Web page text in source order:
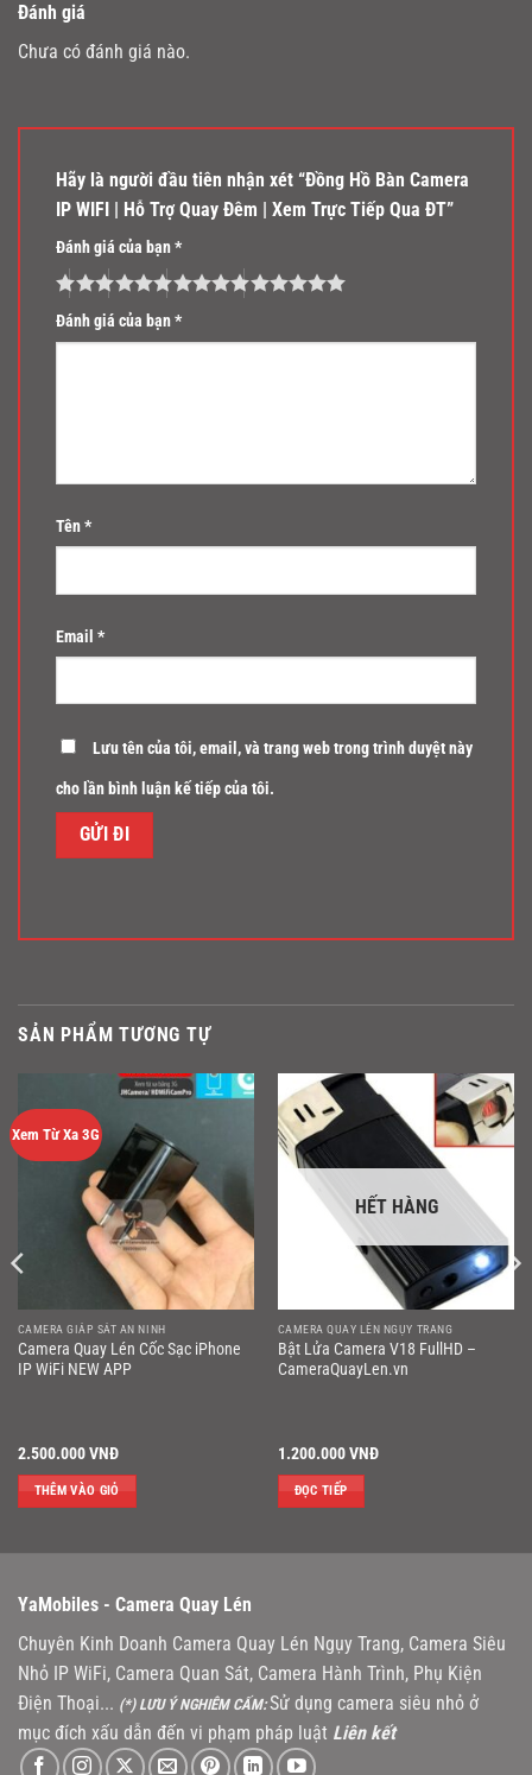
Đánh giá
Chưa có đánh giá nào.
Hãy là người đầu tiên nhận xét “Đồng Hồ Bàn Camera
IP WIFI | Hỗ Trợ Quay Đêm | Xem Trực Tiếp Qua ĐT”
Đánh giá của bạn*
Đánh giá của bạn*
Tên*
Email *
Lưu tên của tôi, email, và trang web trong trình duyệt này
cho lần bình luận kế tiếp của tôi.
SẢN PHẨM TƯƠNG TỰ
Xem Từ Xa 3G
CAMERA GIÁP SÁT AN NINH
Camera Quay Lén Cốc Sạc iPhone
IP WiFi NEW APP
2.500.000VNĐ
THÊM VÀO GIỎ
HẾT HÀNG
CAMERA QUAY LÉN NGỤY TRANG
Bật Lửa Camera V18 FullHD –
CameraQuayLen.vn
1.200.000VNĐ
ĐỌC TIẾP
YaMobiles - Camera Quay Lén
Chuyên Kinh Doanh Camera Quay Lén Ngụy Trang, Camera Siêu
Nhỏ IP WiFi, Camera Quan Sát, Camera Hành Trình, Phụ Kiện
Điện Thoại... (*) LƯU Ý NGHIÊM CẤM:Sử dụng camera siêu nhỏ ở
mục đích xấu dẫn đến vi phạm pháp luật Liên kết